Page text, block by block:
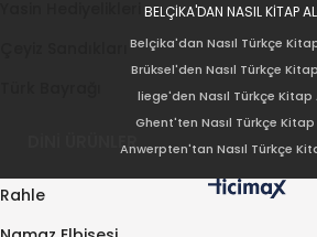
DİNİ ÜRÜNLER
Rahle
BELÇİKA'DAN NASIL KİTAP
Belçika'dan Nasıl Türkçe Kitap
Brüksel'den Nasıl Türkçe Kitap
liege'den Nasıl Türkçe Kitap
Ghent'ten Nasıl Türkçe Kitap
Anwerpten'tan Nasıl Türkçe